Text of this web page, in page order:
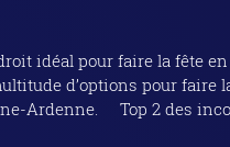
idéal pour faire la fête
d’options pour faire
pour faire la fête en